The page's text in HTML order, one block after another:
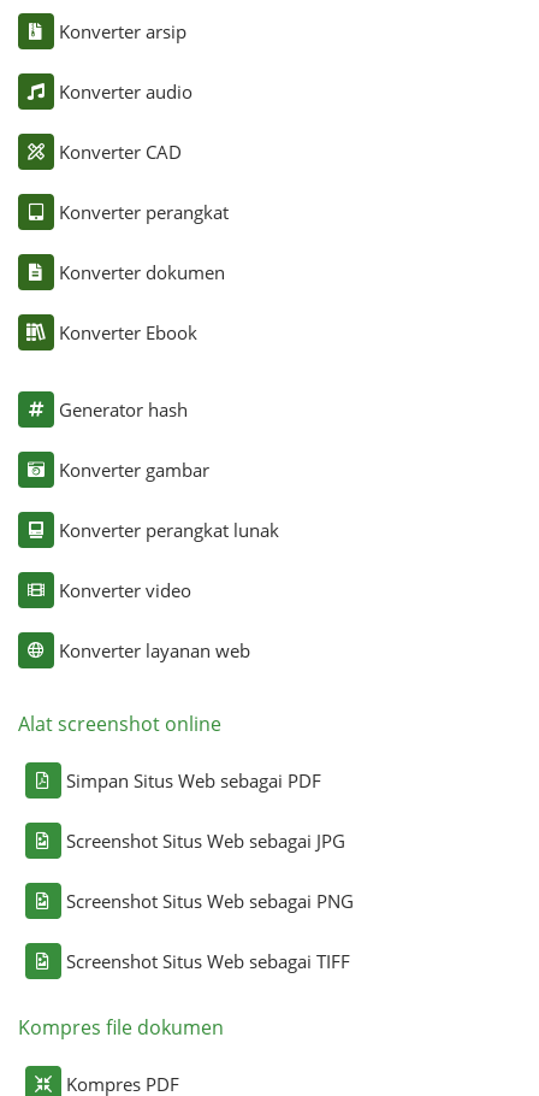
Konverter arsip
Konverter audio
Konverter CAD
Konverter perangkat
Konverter dokumen
Konverter Ebook
Generator hash
Konverter gambar
Konverter perangkat lunak
Konverter video
Konverter layanan web
Alat screenshot online
Simpan Situs Web sebagai PDF
Screenshot Situs Web sebagai JPG
Screenshot Situs Web sebagai PNG
Screenshot Situs Web sebagai TIFF
Kompres file dokumen
Kompres PDF